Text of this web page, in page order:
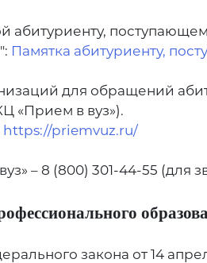
абитуриенту,
Памятка абитуриенту,
для обращений
«Прием в вуз»).
https://priemvuz.ru/
– 8 (800) 301-44-55 (для
закона от 14